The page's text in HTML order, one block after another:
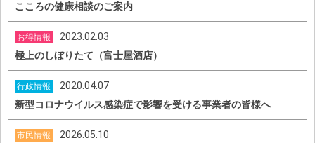
こころの健康相談のご案内
お得情報
2023.02.03
極上のしぼりたて（富士屋酒店）
行政情報
2020.04.07
新型コロナウイルス感染症で影響を受ける事業者の皆様へ
市民情報
2026.05.10